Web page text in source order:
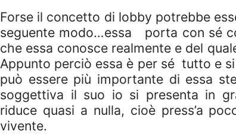
Forse il concetto di lobby potrebbe
seguente modo…essa
porta con sé
che essa conosce realmente e del
Appunto perciò essa è per sé tutto e
può essere più importante di essa
soggettiva il suo io si presenta in
riduce quasi a nulla, cioè press’a
vivente.